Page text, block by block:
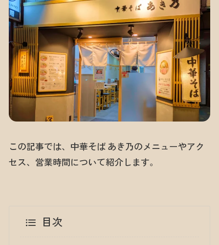
この記事では、中華そば あき乃のメニューやアク
セス、営業時間について紹介します。
目次